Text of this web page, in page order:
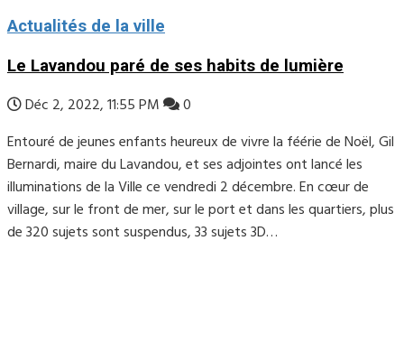
Actualités de la ville
Le Lavandou paré de ses habits de lumière
Déc 2, 2022, 11:55 PM
0
Entouré de jeunes enfants heureux de vivre la féérie de Noël, Gil
Bernardi, maire du Lavandou, et ses adjointes ont lancé les
illuminations de la Ville ce vendredi 2 décembre. En cœur de
village, sur le front de mer, sur le port et dans les quartiers, plus
de 320 sujets sont suspendus, 33 sujets 3D…